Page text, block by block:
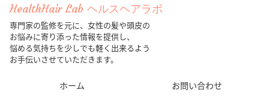
HealthHair Lab ヘルスヘアラボ
専門家の監修を元に、女性の髪や頭皮の
お悩みに寄り添った情報を提供し、
悩める気持ちを少しでも軽く出来るよう
お手伝いさせていただきます。
ホーム
お問い合わせ